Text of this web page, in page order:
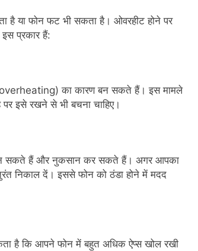
है या फोन फट भी सकता है। ओवरहीट होने पर
प्रकार हैं:
overheating) का कारण बन सकते हैं। इस मामले
इसे रखने से भी बचना चाहिए।
बन सकते हैं और नुकसान कर सकते हैं। अगर आपका
निकाल दें। इससे फोन को ठंडा होने में मदद
है कि आपने फोन में बहुत अधिक ऐप्स खोल रखी